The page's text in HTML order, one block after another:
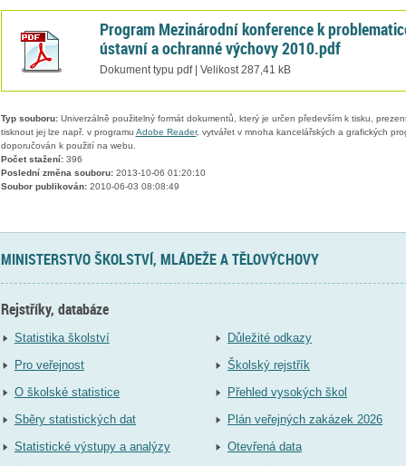
Program Mezinárodní konference k
ústavní a ochranné výchovy 2010.pdf
Dokument typu pdf | Velikost 287,41 kB
Typ souboru:Univerzálně použitelný formát dokumentů, který je určen především k tisku,
tisknout jej lze např. v programu Adobe Reader, vytvářet v mnoha kancelářských a grafických
doporučován k použití na webu.
Počet stažení:396
Poslední změna souboru:2013-10-06 01:20:10
Soubor publikován:2010-06-03 08:08:49
MINISTERSTVO ŠKOLSTVÍ, MLÁDEŽE A TĚLOVÝCHOVY
Rejstříky, databáze
Statistika školství
Pro veřejnost
O školské statistice
Sběry statistických dat
Statistické výstupy a analýzy
Důležité odkazy
Školský rejstřík
Přehled vysokých škol
Plán veřejných zakázek 2026
Otevřená data